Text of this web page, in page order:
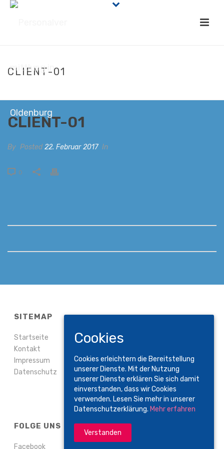
CLIENT-01
CLIENT-01
By Posted22. Februar 2017 In
0
SITEMAP
Startseite
Kontakt
Impressum
Datenschutz
FOLGE UNS
Facebook
Cookies
Cookies erleichtern die Bereitstellung
unserer Dienste. Mit der Nutzung
unserer Dienste erklären Sie sich damit
einverstanden, dass wir Cookies
verwenden. Lesen Sie mehr in unserer
Datenschutzerklärung. Mehr erfahren
Verstanden